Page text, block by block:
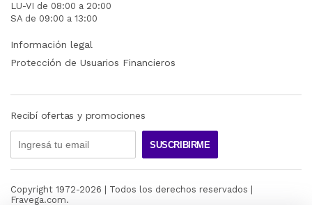
LU-VI de 08:00 a 20:00
SA de 09:00 a 13:00
Información legal
Protección de Usuarios Financieros
Recibí ofertas y promociones
SUSCRIBIRME
Copyright 1972-2026 | Todos los derechos reservados |
Fravega.com.